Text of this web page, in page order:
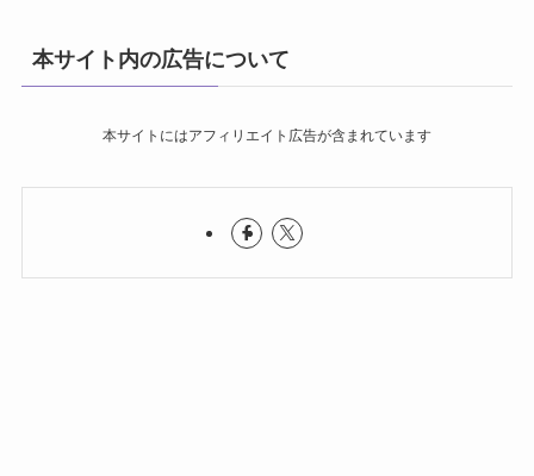
本サイト内の広告について
本サイトにはアフィリエイト広告が含まれています